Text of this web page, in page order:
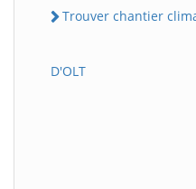
Trouver chantier
D'OLT